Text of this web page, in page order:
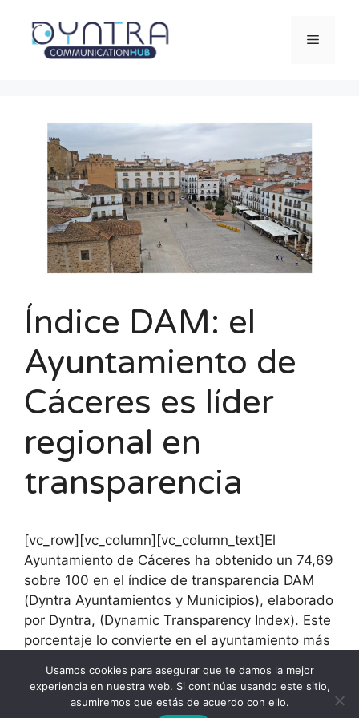
contenido
Menú
Índice DAM: el
Ayuntamiento de
Cáceres es líder
regional en
transparencia
[vc_row][vc_column][vc_column_text]El
Ayuntamiento de Cáceres ha obtenido un 74,69
sobre 100 en el índice de transparencia DAM
(Dyntra Ayuntamientos y Municipios), elaborado
por Dyntra, (Dynamic Transparency Index). Este
porcentaje lo convierte en el ayuntamiento más
de 28 puntos al siguiente.[/vc_column_text]
[/vc_column][/vc_row]
Usamos cookies para asegurar que te damos la mejor
experiencia en nuestra web. Si continúas usando este sitio,
asumiremos que estás de acuerdo con ello.